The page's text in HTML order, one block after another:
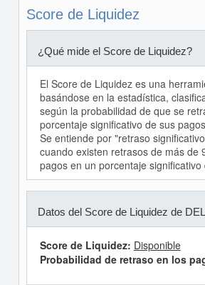
Score de Liquidez
¿Qué mide el Score de Liquidez?
El Score de Liquidez es una
basándose en la estadística,
según la probabilidad de que se
porcentaje significativo de sus
Se entiende por "retraso
cuando existen retrasos de más de
pagos en un porcentaje significativo
Datos del Score de Liquidez de
Score de Liquidez: Disponible
Probabilidad de retraso en los